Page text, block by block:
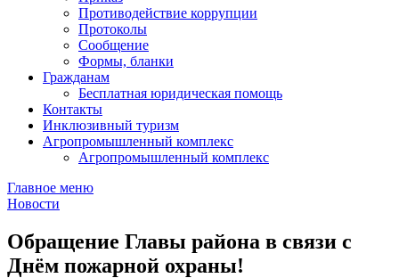
Противодействие коррупции
Протоколы
Сообщение
Формы, бланки
Гражданам
Бесплатная юридическая помощь
Контакты
Инклюзивный туризм
Агропромышленный комплекс
Агропромышленный комплекс
Главное меню
Новости
Обращение Главы района в связи с
Днём пожарной охраны!